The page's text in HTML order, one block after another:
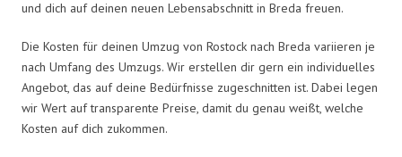
und dich auf deinen neuen Lebensabschnitt in Breda freuen.
Die Kosten für deinen Umzug von Rostock nach Breda variieren je
nach Umfang des Umzugs. Wir erstellen dir gern ein individuelles
Angebot, das auf deine Bedürfnisse zugeschnitten ist. Dabei legen
wir Wert auf transparente Preise, damit du genau weißt, welche
Kosten auf dich zukommen.